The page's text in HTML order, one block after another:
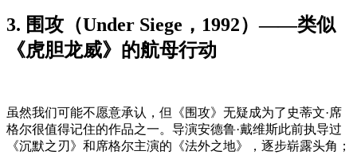
3. 围攻（Under Siege，1992）——类似
《虎胆龙威》的航母行动
虽然我们可能不愿意承认，但《围攻》无疑成为了史蒂文·席
格尔很值得记住的作品之一。导演安德鲁·戴维斯此前执导过
《沉默之刃》和席格尔主演的《法外之地》，逐步崭露头角；